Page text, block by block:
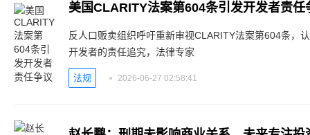
美国CLARITY法案第604条引发开发者责任
反人口贩卖组织呼吁重新审视CLARITY法案第604条，
开发者的责任追究，法律专家
法规 2026-06-27 02:58:41